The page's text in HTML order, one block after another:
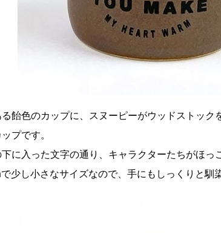
飴色のカップに、スヌーピーがウッドストッ
プです。
に入った文字の通り、キャラクターたちがほ
少し小さなサイズなので、手にもしっくりと馴染